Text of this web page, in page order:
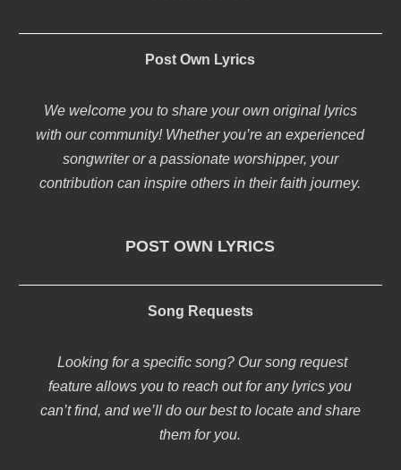
Post Own Lyrics
We welcome you to share your own original lyrics
with our community! Whether you’re an experienced
songwriter or a passionate worshipper, your
contribution can inspire others in their faith journey.
POST OWN LYRICS
Song Requests
Looking for a specific song? Our song request
feature allows you to reach out for any lyrics you
can’t find, and we’ll do our best to locate and share
them for you.